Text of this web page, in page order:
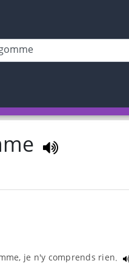
je n'y comprends rien.